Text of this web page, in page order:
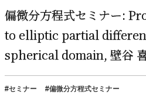
偏微分方程式セミナー:
to elliptic partial
spherical domain, 壁谷
セミナー 偏微分方程式セミナー